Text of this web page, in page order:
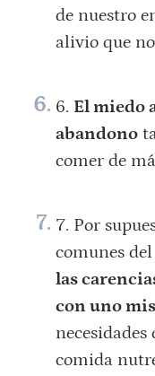
de nuestro
alivio que
El miedo
abandono
comer de
Por
comunes
las
con uno
comida